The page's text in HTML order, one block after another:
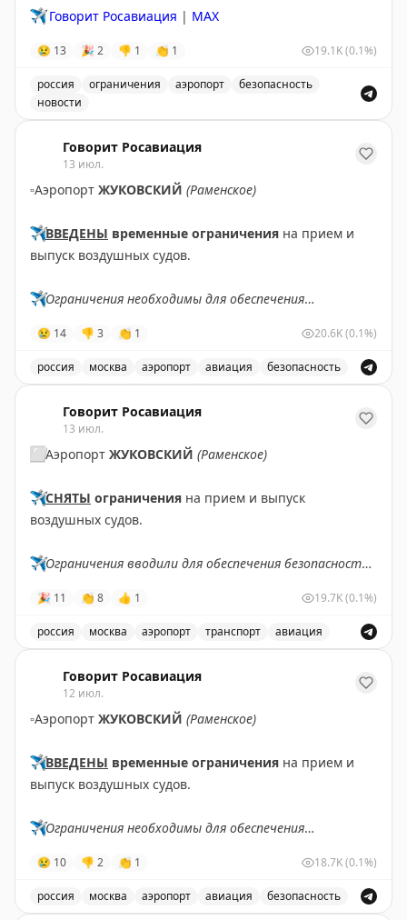
✈️ Говорит Росавиация | MAX
😢 13 🎉 2 👎 1 👏 1 19.1K(0.1%)
россия ограничения аэропорт
безопасность
новости
Говорит Росавиация
13 июл.
▫️Аэропорт ЖУКОВСКИЙ (Раменское)
✈️ВВЕДЕНЫ временные ограничения на прием и
выпуск воздушных судов.
✈️Ограничения необходимы для обеспечения
✈️ Говорит Росавиация| MАХ
😢 14 👎 3 👏 1 20.6K(0.1%)
россия москва аэропорт авиация безопасность
Говорит Росавиация
13 июл.
⬜️Аэропорт ЖУКОВСКИЙ (Раменское)
✈️СНЯТЫ ограничения на прием и выпуск
воздушных судов.
✈️Ограничения вводили для обеспечения безопасности
✈️ Говорит Росавиация| MAX
🎉 11 👏 8 👍 1 19.7K(0.1%)
россия москва аэропорт транспорт авиация
Говорит Росавиация
12 июл.
▫️Аэропорт ЖУКОВСКИЙ (Раменское)
✈️ВВЕДЕНЫ временные ограничения на прием и
выпуск воздушных судов.
✈️Ограничения необходимы для обеспечения
✈️ Говорит Росавиация| MАХ
😢 10 👎 2 👏 1 18.7K(0.1%)
россия москва аэропорт авиация безопасность